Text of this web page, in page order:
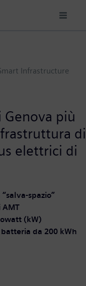
Infrastructure
più
di
elettrici di
spazio”
(kW)
da 200 kWh